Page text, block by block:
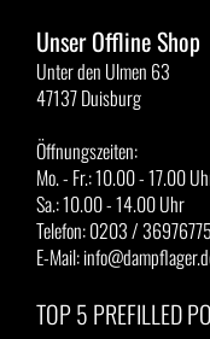
Unser Offline Shop
Unter den Ulmen 63
47137 Duisburg
Öffnungszeiten:
Mo. - Fr.: 10.00 - 17.00
Sa.: 10.00 - 14.00 Uhr
Telefon: 0203 / 36976775
E-Mail:
TOP 5 PREFILLED